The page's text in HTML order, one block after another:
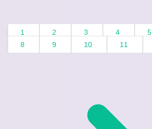
1 2 3 4 5
8
9 10 11